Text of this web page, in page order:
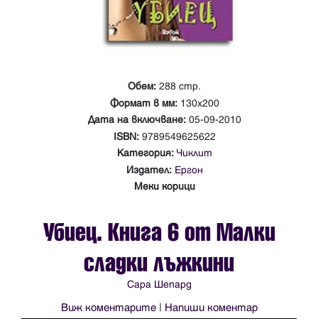
Обем: 288 стр.
Формат в мм: 130х200
Дата на включване: 05-09-2010
ISBN: 9789549625622
Категория: Чиклит
Издател: Ергон
Меки корици
Убиец. Книга 6 от Малки
сладки лъжкини
Сара Шепард
Виж коментарите | Напиши коментар